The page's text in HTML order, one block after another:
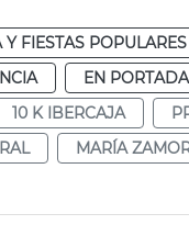
Y FIESTAS POPULARES
EN PORTADA
10 K IBERCAJA
MARÍA